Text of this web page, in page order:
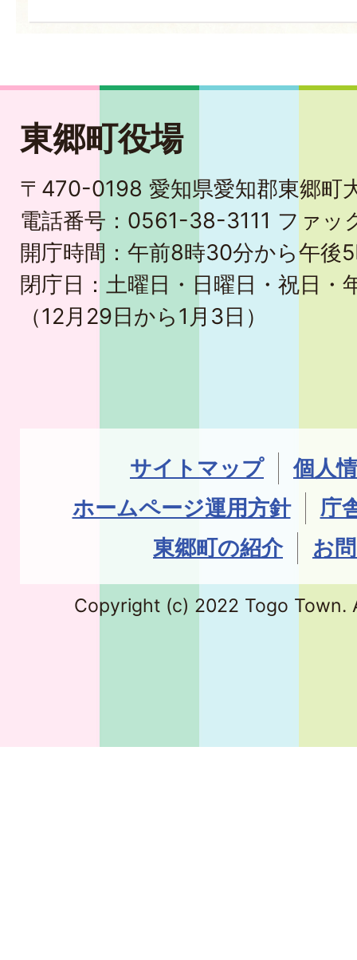
東郷町役場
〒470-0198 愛知県愛知郡東郷町
電話番号：0561-38-3111 ファ
開庁時間：午前8時30分から午後
閉庁日：土曜日・日曜日・祝日・
（12月29日から1月3日）
サイトマップ
個人
ホームページ運用方針
庁
東郷町の紹介
お
Copyright (c) 2022 Togo Town.